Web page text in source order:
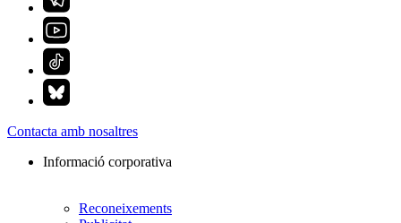
Contacta amb nosaltres
Informació corporativa
Reconeixements